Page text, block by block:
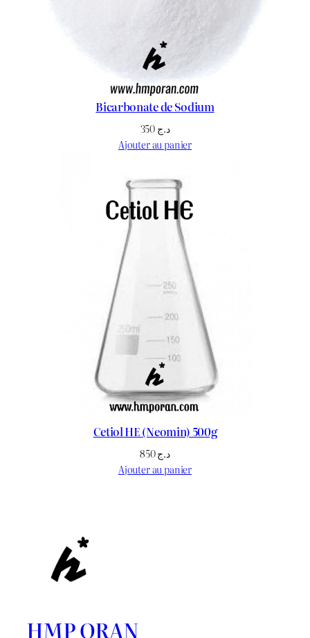
Bicarbonate de Sodium
د.ج
Ajouter au panier
Cetiol HE (Neomin) 500g
د.ج850
Ajouter au panier
HMP ORAN